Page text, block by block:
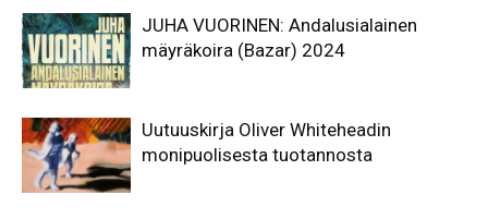
JUHA VUORINEN: Andalusialainen
mäyräkoira (Bazar) 2024
Uutuuskirja Oliver Whiteheadin
monipuolisesta tuotannosta